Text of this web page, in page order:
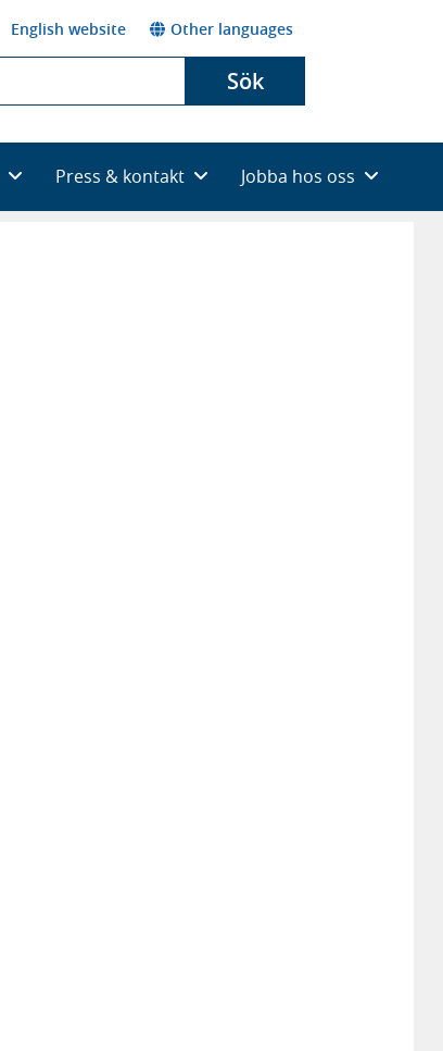
English website Other languages
Sök
Press & kontakt Jobba hos oss